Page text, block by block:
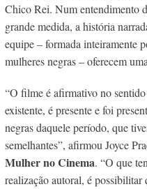
Chico Rei. Num entendimento
grande medida, a história
equipe – formada inteiramente
mulheres negras – oferecem
“O filme é afirmativo no
existente, é presente e foi
negras daquele período, que
semelhantes”, afirmou Joyce
Mulher no Cinema. “O que
realização autoral, é possibilitar